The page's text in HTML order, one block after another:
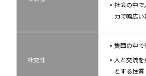
社会の中
力で幅広い
社交性
集団の中
人と交流
とする性質